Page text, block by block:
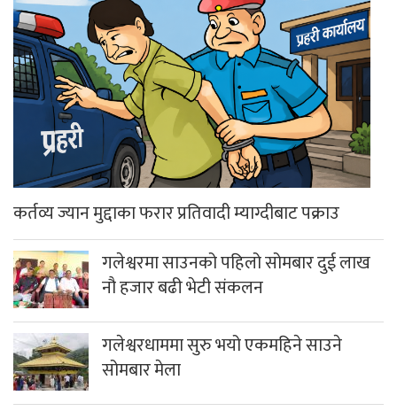
कर्तव्य ज्यान मुद्दाका फरार प्रतिवादी म्याग्दीबाट पक्राउ
गलेश्वरमा साउनको पहिलो सोमबार दुई लाख
नौ हजार बढी भेटी संकलन
गलेश्वरधाममा सुरु भयो एकमहिने साउने
सोमबार मेला